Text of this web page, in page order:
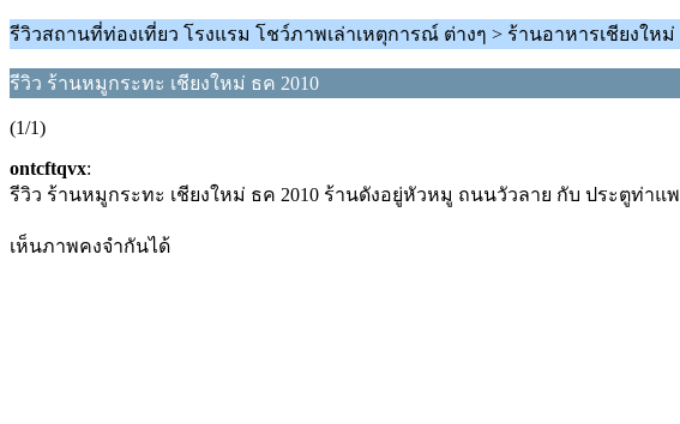
รีวิวสถานที่ท่องเที่ยว โรงแรม โชว์ภาพเล่าเหตุการณ์ ต่างๆ > ร้านอาหารเชียงใหม่
รีวิว ร้านหมูกระทะ เชียงใหม่ ธค 2010
(1/1)
ontcftqvx:
รีวิว ร้านหมูกระทะ เชียงใหม่ ธค 2010 ร้านดังอยู่หัวหมู ถนนวัวลาย กับ ประตูท่าแพ
เห็นภาพคงจำกันได้